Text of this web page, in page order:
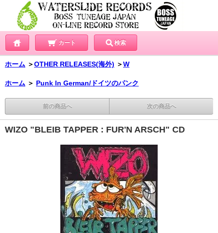
カート 検索
ホーム ＞OTHER RELEASES(海外) ＞W
ホーム ＞ Punk In German/ドイツのパンク
前の商品へ 次の商品へ
WIZO "BLEIB TAPPER : FUR'N ARSCH" CD